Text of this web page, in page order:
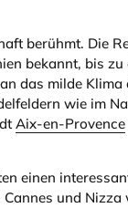
berühmt. Die
bekannt, bis
das milde Klima
wie im
Aix-en-Provence
einen
und Nizza